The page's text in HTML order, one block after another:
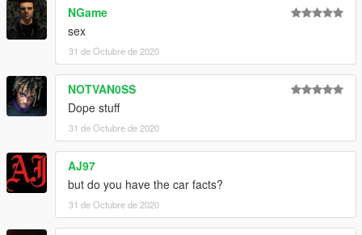
NGame
sex
31 de Octubre de 2020
NOTVAN0SS
Dope stuff
31 de Octubre de 2020
AJ97
but do you have the car facts?
31 de Octubre de 2020